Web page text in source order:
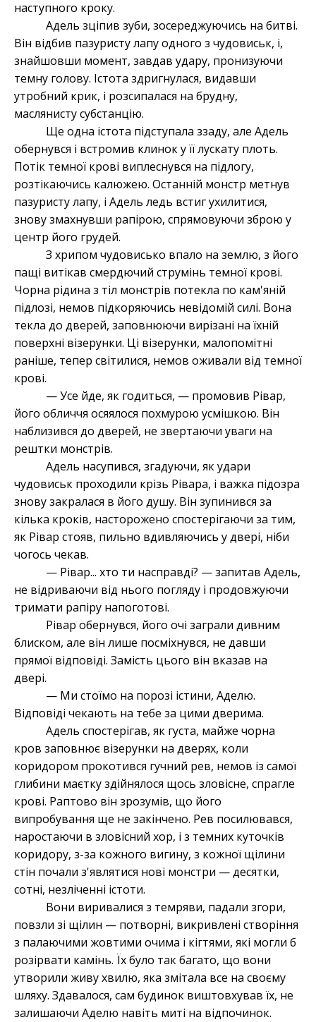
наступного кроку.
Адель зціпив зуби, зосереджуючись на битві.
Він відбив пазуристу лапу одного з чудовиськ, і,
знайшовши момент, завдав удару, пронизуючи
темну голову. Істота здригнулася, видавши
утробний крик, і розсипалася на брудну,
маслянисту субстанцію.
Ще одна істота підступала ззаду, але Адель
обернувся і встромив клинок у її лускату плоть.
Потік темної крові виплеснувся на підлогу,
розтікаючись калюжею. Останній монстр метнув
пазуристу лапу, і Адель ледь встиг ухилитися,
знову змахнувши рапірою, спрямовуючи зброю у
центр його грудей.
З хрипом чудовисько впало на землю, з його
пащі витікав смердючий струмінь темної крові.
Чорна рідина з тіл монстрів потекла по кам'яній
підлозі, немов підкоряючись невідомій силі. Вона
текла до дверей, заповнюючи вирізані на їхній
поверхні візерунки. Ці візерунки, малопомітні
раніше, тепер світилися, немов оживали від темної
крові.
— Усе йде, як годиться, — промовив Рівар,
його обличчя осяялося похмурою усмішкою. Він
наблизився до дверей, не звертаючи уваги на
рештки монстрів.
Адель насупився, згадуючи, як удари
чудовиськ проходили крізь Рівара, і важка підозра
знову закралася в його душу. Він зупинився за
кілька кроків, насторожено спостерігаючи за тим,
як Рівар стояв, пильно вдивляючись у двері, ніби
чогось чекав.
— Рівар... хто ти насправді? — запитав Адель,
не відриваючи від нього погляду і продовжуючи
тримати рапіру напоготові.
Рівар обернувся, його очі заграли дивним
блиском, але він лише посміхнувся, не давши
прямої відповіді. Замість цього він вказав на
двері.
— Ми стоїмо на порозі істини, Аделю.
Відповіді чекають на тебе за цими дверима.
Адель спостерігав, як густа, майже чорна
кров заповнює візерунки на дверях, коли
коридором прокотився гучний рев, немов із самої
глибини маєтку здійнялося щось зловісне, спрагле
крові. Раптово він зрозумів, що його
випробування ще не закінчено. Рев посилювався,
наростаючи в зловісний хор, і з темних куточків
коридору, з-за кожного вигину, з кожної щілини
стін почали з'являтися нові монстри — десятки,
сотні, незліченні істоти.
Вони виривалися з темряви, падали згори,
повзли зі щілин — потворні, викривлені створіння
з палаючими жовтими очима і кігтями, які могли б
розірвати камінь. Їх було так багато, що вони
утворили живу хвилю, яка змітала все на своєму
шляху. Здавалося, сам будинок виштовхував їх, не
залишаючи Аделю навіть миті на відпочинок.